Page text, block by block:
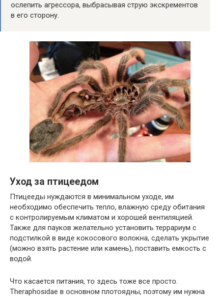
ослепить агрессора, выбрасывая струю экскрементов
в его сторону.
Уход за птицеедом
Птицееды нуждаются в минимальном уходе, им
необходимо обеспечить тепло, влажную среду обитания
с контролируемым климатом и хорошей вентиляцией.
Также для пауков желательно установить террариум с
подстилкой в виде кокосового волокна, сделать укрытие
(можно взять растение или камень), поставить емкость с
водой.
Что касается питания, то здесь тоже все просто.
Theraphosidae в основном плотоядны, поэтому им нужна